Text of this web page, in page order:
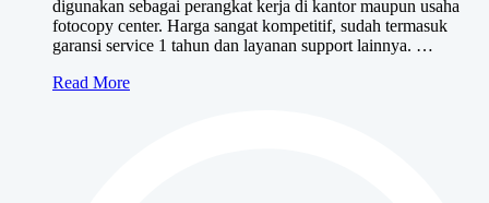
digunakan sebagai perangkat kerja di kantor maupun usaha
fotocopy center. Harga sangat kompetitif, sudah termasuk
garansi service 1 tahun dan layanan support lainnya. …
Canon
Read More